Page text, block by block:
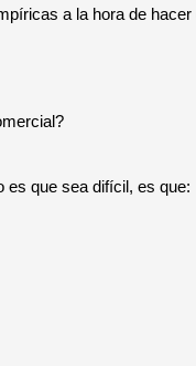
a la hora de
es que sea difícil, es que: